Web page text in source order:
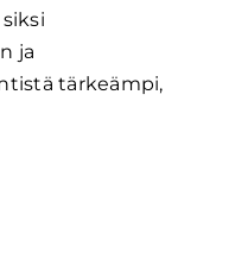
ja
tärkeämpi,